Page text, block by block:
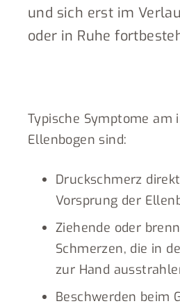
und sich erst im
oder in Ruhe
Typische Symptome am
Ellenbogen sind:
Druckschmerz
Vorsprung der
Ziehende oder
Schmerzen, die in
zur Hand
Beschwerden beim